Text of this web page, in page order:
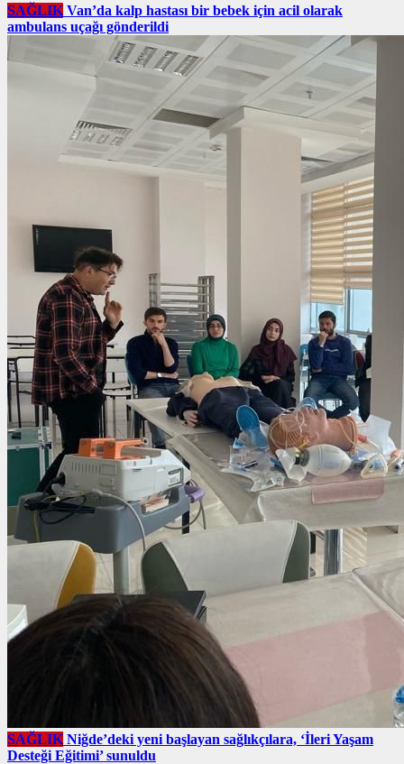
SAĞLIK Van’da kalp hastası bir bebek için acil olarak
ambulans uçağı gönderildi
SAĞLIK Niğde’deki yeni başlayan sağlıkçılara, ‘İleri Yaşam
Desteği Eğitimi’ sunuldu